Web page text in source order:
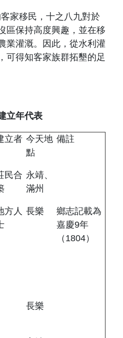
家移民，十之八九對於
區保持高度興趣，並在移
業灌溉。因此，從水利灌
可得知客家族群拓墾的足
立年代表
立者 今天地
點
備註
民合 永靖、
滿州
方人 長樂
鄉志記載為
嘉慶9年
（ 1804）
長樂